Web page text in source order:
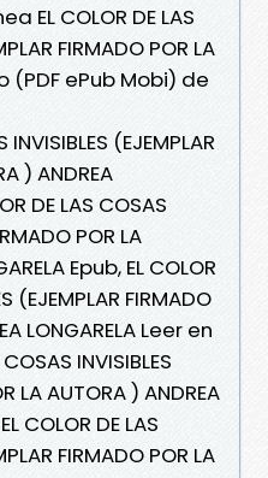
EL COLOR DE LAS
FIRMADO POR LA
(PDF ePub Mobi) de
INVISIBLES (EJEMPLAR
) ANDREA
DE LAS COSAS
POR LA
Epub, EL COLOR
(EJEMPLAR FIRMADO
LONGARELA Leer en
INVISIBLES
LA AUTORA ) ANDREA
COLOR DE LAS
FIRMADO POR LA